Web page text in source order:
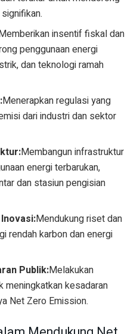
insentif fiskal dan
penggunaan energi
dan teknologi ramah
Menerapkan regulasi yang
dari industri dan sektor
Membangun infrastruktur
energi terbarukan,
dan stasiun pengisian
Mendukung riset dan
rendah karbon dan energi
Publik:Melakukan
meningkatkan kesadaran
Net Zero Emission.